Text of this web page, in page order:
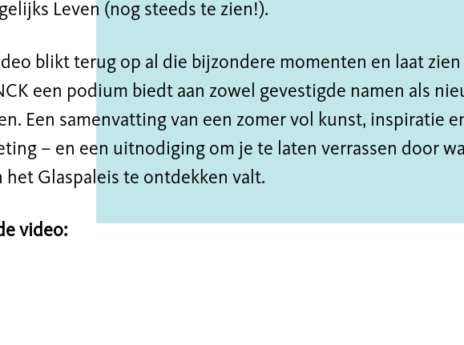
Leven (nog steeds te zien!).
blikt terug op al die bijzondere momenten en laat zien
een podium biedt aan zowel gevestigde namen als
Een samenvatting van een zomer vol kunst, inspiratie
– en een uitnodiging om je te laten verrassen door
het Glaspaleis te ontdekken valt.
video: